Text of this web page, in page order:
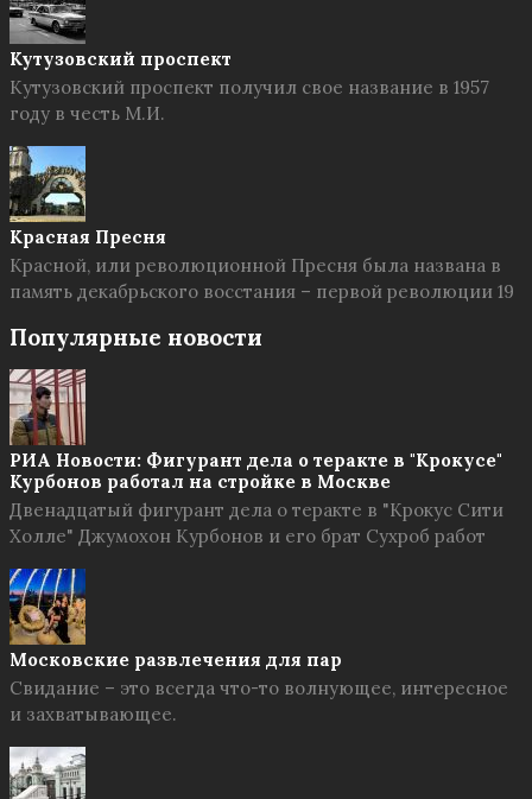
Кутузовский проспект
Кутузовский проспект получил свое название в 1957
году в честь М.И.
Красная Пресня
Красной, или революционной Пресня была названа в
память декабрьского восстания – первой революции 19
Популярные новости
РИА Новости: Фигурант дела о теракте в "Крокусе"
Курбонов работал на стройке в Москве
Двенадцатый фигурант дела о теракте в "Крокус Сити
Холле" Джумохон Курбонов и его брат Сухроб работ
Московские развлечения для пар
Свидание – это всегда что-то волнующее, интересное
и захватывающее.